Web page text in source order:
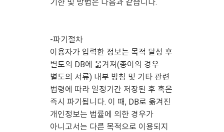
기한 및 방법은 다음과 같습니다.
-파기절차
이용자가 입력한 정보는 목적 달성 후
별도의 DB에 옮겨져(종이의 경우
별도의 서류) 내부 방침 및 기타 관련
법령에 따라 일정기간 저장된 후 혹은
즉시 파기됩니다. 이 때, DB로 옮겨진
개인정보는 법률에 의한 경우가
아니고서는 다른 목적으로 이용되지